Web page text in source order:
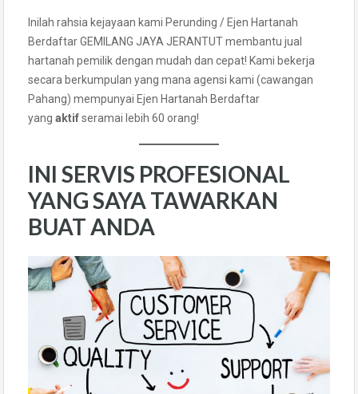
Inilah rahsia kejayaan kami Perunding / Ejen Hartanah
Berdaftar GEMILANG JAYA JERANTUT membantu jual
hartanah pemilik dengan mudah dan cepat! Kami bekerja
secara berkumpulan yang mana agensi kami (cawangan
Pahang) mempunyai Ejen Hartanah Berdaftar
yang aktifseramai lebih 60 orang!
INI SERVIS PROFESIONAL
YANG SAYA TAWARKAN
BUAT ANDA